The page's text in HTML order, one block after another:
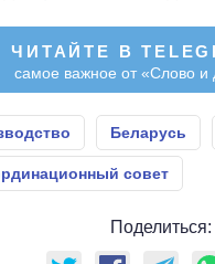
ЧИТАЙТЕ В
самое важное от «Слово и
Беларусь
совет
Поделиться: